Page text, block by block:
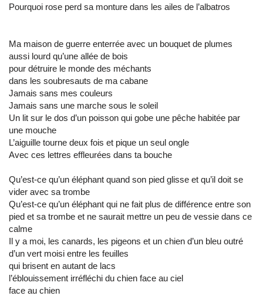
Pourquoi rose perd sa monture dans les ailes de l’albatros
Ma maison de guerre enterrée avec un bouquet de plumes
aussi lourd qu’une allée de bois
pour détruire le monde des méchants
dans les soubresauts de ma cabane
Jamais sans mes couleurs
Jamais sans une marche sous le soleil
Un lit sur le dos d’un poisson qui gobe une pêche habitée par
une mouche
L’aiguille tourne deux fois et pique un seul ongle
Avec ces lettres effleurées dans ta bouche
Qu’est-ce qu’un éléphant quand son pied glisse et qu’il doit se
vider avec sa trombe
Qu’est-ce qu’un éléphant qui ne fait plus de différence entre son
pied et sa trombe et ne saurait mettre un peu de vessie dans ce
calme
Il y a moi, les canards, les pigeons et un chien d’un bleu outré
d’un vert moisi entre les feuilles
qui brisent en autant de lacs
l’éblouissement irréfléchi du chien face au ciel
face au chien